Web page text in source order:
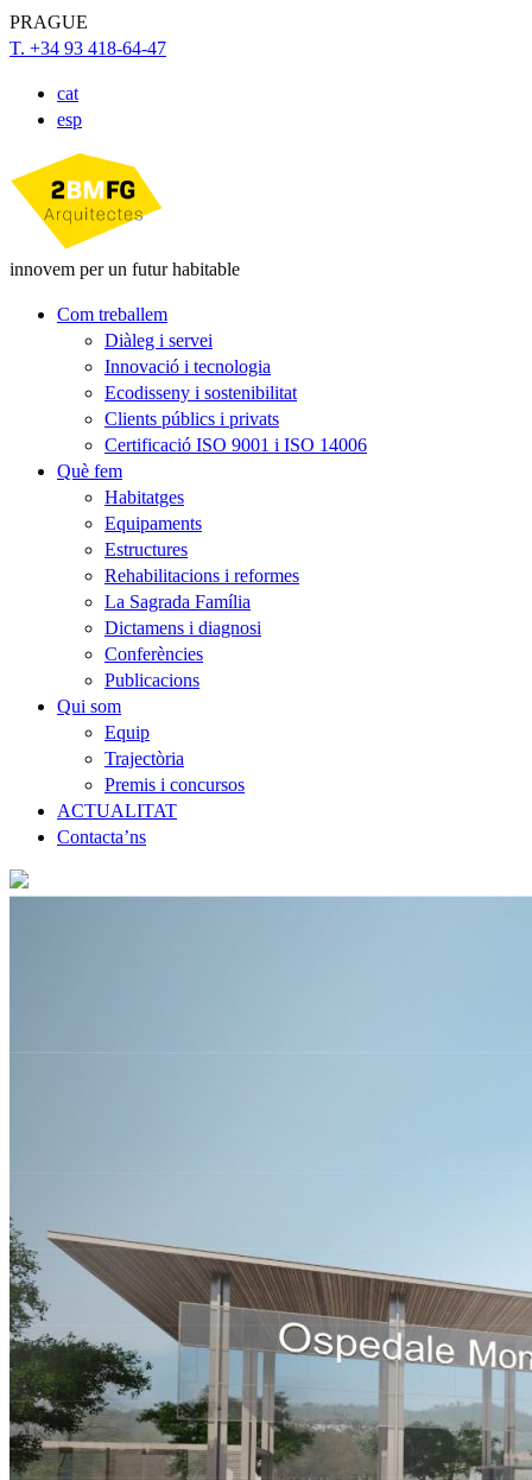
PRAGUE
T. +34 93 418-64-47
cat
esp
innovem per un futur habitable
Com treballem
Diàleg i servei
Innovació i tecnologia
Ecodisseny i sostenibilitat
Clients públics i privats
Certificació ISO 9001 i ISO 14006
Què fem
Habitatges
Equipaments
Estructures
Rehabilitacions i reformes
La Sagrada Família
Dictamens i diagnosi
Conferències
Publicacions
Qui som
Equip
Trajectòria
Premis i concursos
ACTUALITAT
Contacta’ns